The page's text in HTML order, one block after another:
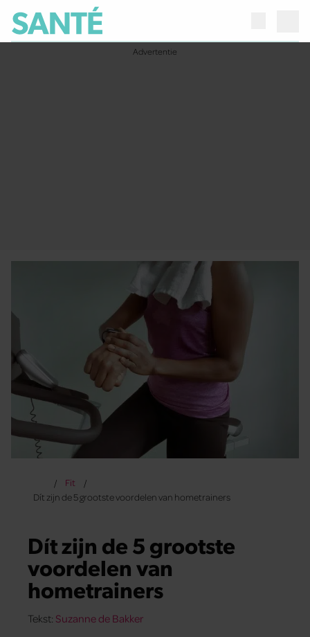
Fit
Dít zijn de 5 grootste voordelen van hometrainers
Dít zijn de 5 grootste
voordelen van
hometrainers
Tekst: Suzanne de Bakker